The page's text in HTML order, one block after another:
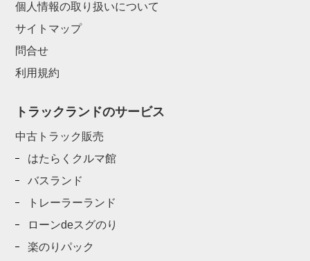
個人情報の取り扱いについて
サイトマップ
問合せ
利用規約
トラックランドのサービス
中古トラック販売
はたらくクルマ館
バスランド
トレーラーランド
ローンdeスグのり
楽のりパック